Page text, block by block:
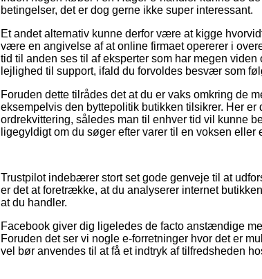
betingelser, det er dog gerne ikke super interessant.
Et andet alternativ kunne derfor være at kigge
være en angivelse af at online firmaet opererer i
tid til anden ses til af eksperter som har megen
lejlighed til support, ifald du forvoldes besvær som
Foruden dette tilrådes det at du er vaks omkring de
eksempelvis den byttepolitik butikken tilsikrer. Her
ordrekvittering, således man til enhver tid vil kunne
ligegyldigt om du søger efter varer til en voksen eller
Trustpilot indebærer stort set gode genveje til at
er det at foretrække, at du analyserer internet
at du handler.
Facebook giver dig ligeledes de facto anstændige
Foruden det ser vi nogle e-forretninger hvor det er
vel bør anvendes til at få et indtryk af tilfredsheden